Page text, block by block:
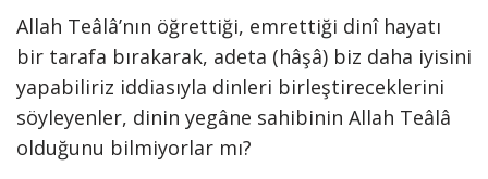
Allah Teâlâ’nın öğrettiği, emrettiği dinî hayatı
bir tarafa bırakarak, adeta (hâşâ) biz daha iyisini
yapabiliriz iddiasıyla dinleri birleştireceklerini
söyleyenler, dinin yegâne sahibinin Allah Teâlâ
olduğunu bilmiyorlar mı?